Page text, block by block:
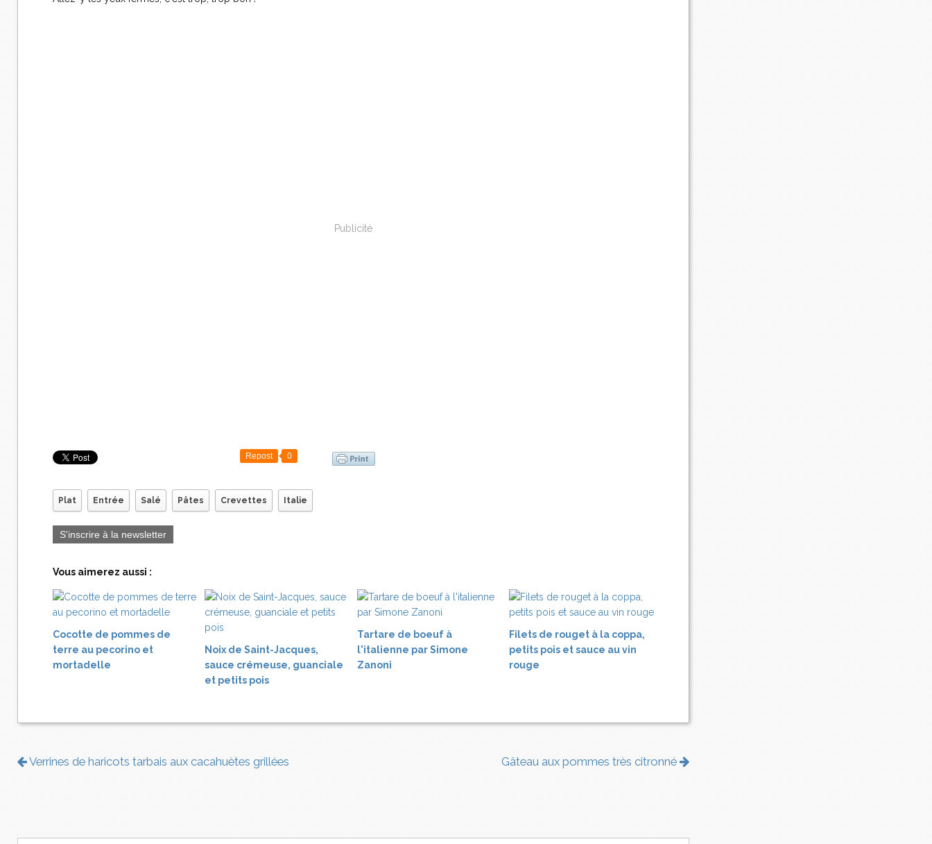
Publicité
Repost 0
Plat Entrée Salé Pâtes Crevettes Italie
S'inscrire à la newsletter
Vous aimerez aussi :
Cocotte de pommes de
terre au pecorino et
mortadelle
Noix de Saint-Jacques,
sauce crémeuse, guanciale
et petits pois
Tartare de boeuf à
l'italienne par Simone
Zanoni
Filets de rouget à la coppa,
petits pois et sauce au vin
rouge
Verrines de haricots tarbais aux cacahuètes grillées Gâteau aux pommes très citronné